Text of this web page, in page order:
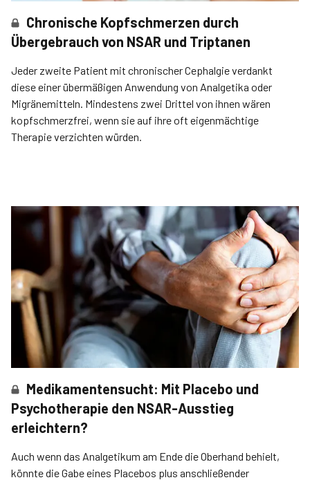
Chronische Kopfschmerzen durch
Übergebrauch von NSAR und Triptanen
Jeder zweite Patient mit chronischer Cephalgie verdankt
diese einer übermäßigen Anwendung von Analgetika oder
Migränemitteln. Mindestens zwei Drittel von ihnen wären
kopfschmerzfrei, wenn sie auf ihre oft eigenmächtige
Therapie verzichten würden.
Medikamentensucht: Mit Placebo und
Psychotherapie den NSAR-Ausstieg
erleichtern?
Auch wenn das Analgetikum am Ende die Oberhand behielt,
könnte die Gabe eines Placebos plus anschließender